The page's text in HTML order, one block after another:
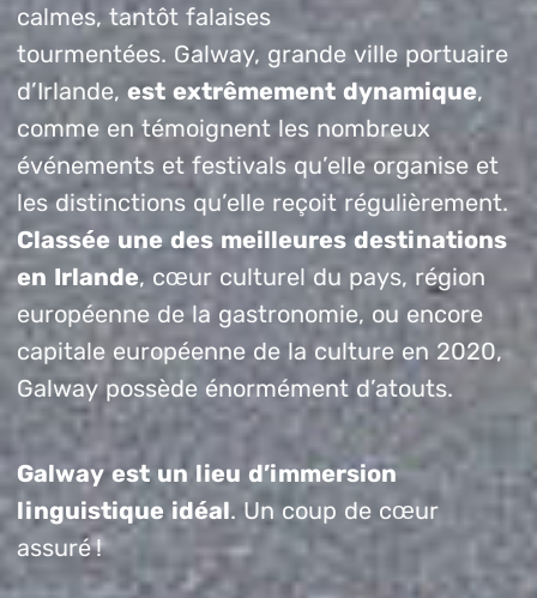
calmes, tantôt falaises
tourmentées. Galway, grande ville portuaire
d’Irlande, est extrêmement dynamique,
comme en témoignent les nombreux
événements et festivals qu’elle organise et
les distinctions qu’elle reçoit régulièrement.
Classée une des meilleures destinations
en Irlande, cœur culturel du pays, région
européenne de la gastronomie, ou encore
capitale européenne de la culture en 2020,
Galway possède énormément d’atouts.
Galway est un lieu d’immersion
linguistique idéal. Un coup de cœur
assuré !